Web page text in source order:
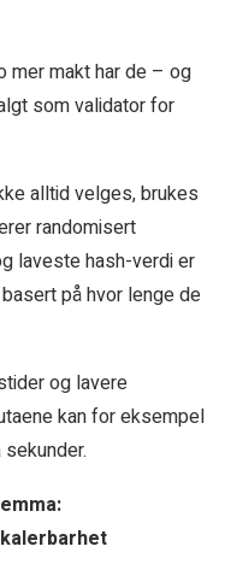
mer makt har de – og
som validator for
alltid velges, brukes
randomisert
laveste hash-verdi er
på hvor lenge de
og lavere
kan for eksempel